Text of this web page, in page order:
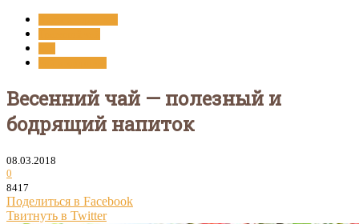
Весенний чай — полезный и
бодрящий напиток
08.03.2018
0
8417
Поделиться в Facebook
Твитнуть в Twitter